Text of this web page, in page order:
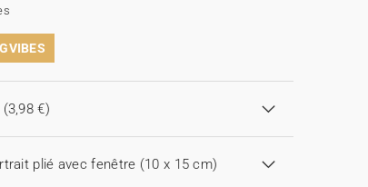
(3,98 €)
plié avec fenêtre (10 x 15 cm)